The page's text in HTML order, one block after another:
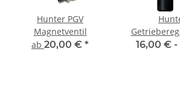
Hunter PGV
Magnetventil
ab 20,00 € *
16,00 € -